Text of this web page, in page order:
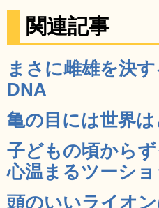
関連記事
まさに雌雄を決
DNA
亀の目には世界
子どもの頃から
心温まるツーシ
頭のいいライオ